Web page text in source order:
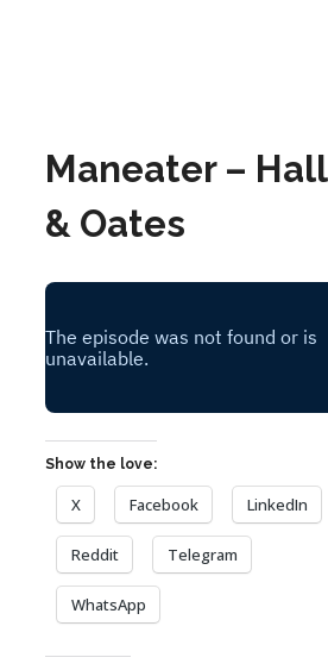
Maneater – Hall
& Oates
Show the love:
X Facebook LinkedIn
Reddit Telegram
WhatsApp